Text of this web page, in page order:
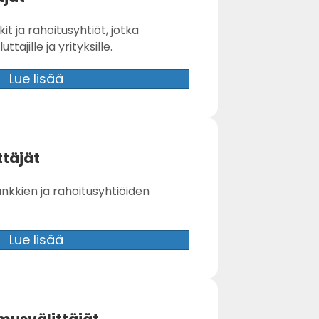
ja rahoitusyhtiöt, jotka
ja yrityksille.
Lue lisää
ja rahoitusyhtiöiden
Lue lisää